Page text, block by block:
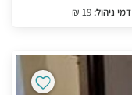
דמי ניהול: 19 ₪